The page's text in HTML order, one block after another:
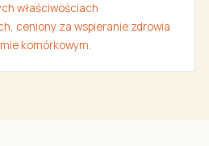
właściwościach
ceniony za wspieranie zdrowia
komórkowym.